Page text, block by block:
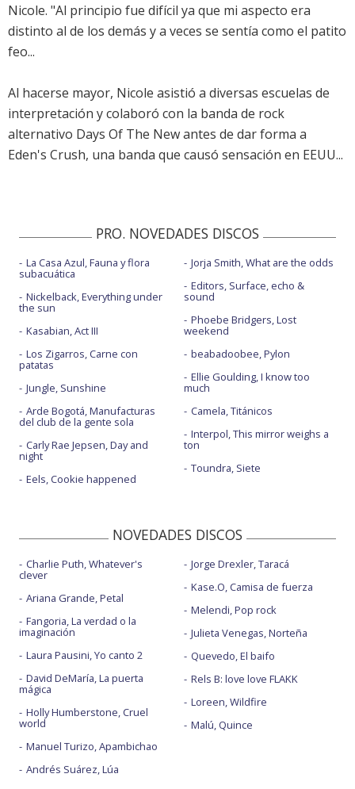
Nicole. "Al principio fue difícil ya que mi aspecto era
distinto al de los demás y a veces se sentía como el patito
feo...
Al hacerse mayor, Nicole asistió a diversas escuelas de
interpretación y colaboró con la banda de rock
alternativo Days Of The New antes de dar forma a
Eden's Crush, una banda que causó sensación en EEUU...
PRO. NOVEDADES DISCOS
La Casa Azul, Fauna y flora
subacuática
Nickelback, Everything under
the sun
Kasabian, Act III
Los Zigarros, Carne con
patatas
Jungle, Sunshine
Arde Bogotá, Manufacturas
del club de la gente sola
Carly Rae Jepsen, Day and
night
Eels, Cookie happened
Jorja Smith, What are the odds
Editors, Surface, echo &
sound
Phoebe Bridgers, Lost
weekend
beabadoobee, Pylon
Ellie Goulding, I know too
much
Camela, Titánicos
Interpol, This mirror weighs a
ton
Toundra, Siete
NOVEDADES DISCOS
Charlie Puth, Whatever's
clever
Ariana Grande, Petal
Fangoria, La verdad o la
imaginación
Laura Pausini, Yo canto 2
David DeMaría, La puerta
mágica
Holly Humberstone, Cruel
world
Manuel Turizo, Apambichao
Andrés Suárez, Lúa
Jorge Drexler, Taracá
Kase.O, Camisa de fuerza
Melendi, Pop rock
Julieta Venegas, Norteña
Quevedo, El baifo
Rels B: love love FLAKK
Loreen, Wildfire
Malú, Quince